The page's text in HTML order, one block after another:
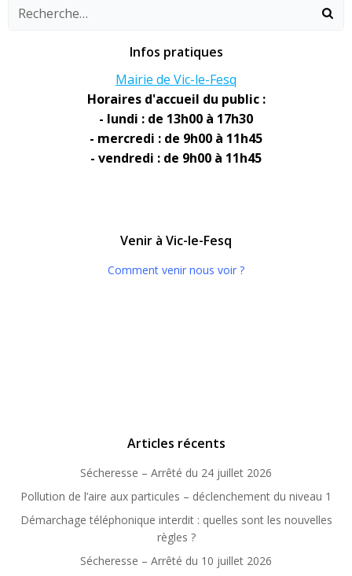
Infos pratiques
Mairie de Vic-le-Fesq
Horaires d'accueil du public :
- lundi : de 13h00 à 17h30
- mercredi : de 9h00 à 11h45
- vendredi : de 9h00 à 11h45
Venir à Vic-le-Fesq
Comment venir nous voir ?
Articles récents
Sécheresse – Arrêté du 24 juillet 2026
Pollution de l’aire aux particules – déclenchement du niveau 1
Démarchage téléphonique interdit : quelles sont les nouvelles
règles ?
Sécheresse – Arrêté du 10 juillet 2026